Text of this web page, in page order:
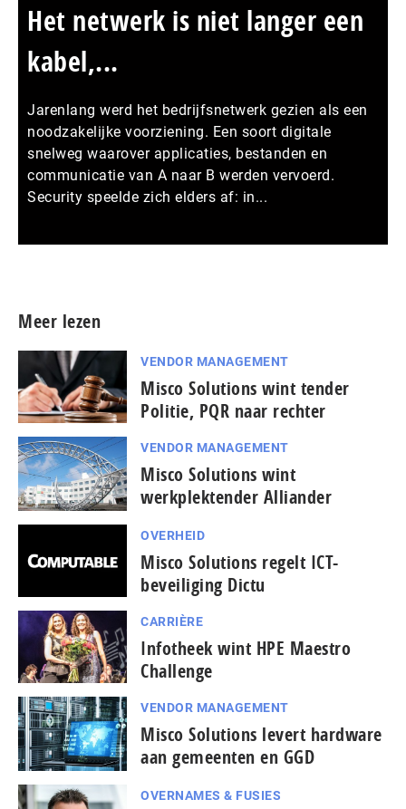
Het netwerk is niet langer een
kabel,...
Jarenlang werd het bedrijfsnetwerk gezien als een
noodzakelijke voorziening. Een soort digitale
snelweg waarover applicaties, bestanden en
communicatie van A naar B werden vervoerd.
Security speelde zich elders af: in...
Meer lezen
VENDOR MANAGEMENT
Misco Solutions wint tender
Politie, PQR naar rechter
VENDOR MANAGEMENT
Misco Solutions wint
werkplektender Alliander
OVERHEID
Misco Solutions regelt ICT-
beveiliging Dictu
CARRIÈRE
Infotheek wint HPE Maestro
Challenge
VENDOR MANAGEMENT
Misco Solutions levert hardware
aan gemeenten en GGD
OVERNAMES & FUSIES